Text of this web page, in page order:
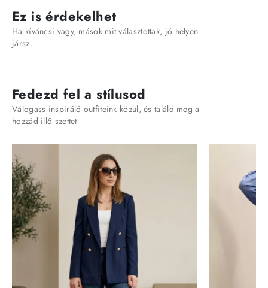
Ez is érdekelhet
Ha kíváncsi vagy, mások mit választottak, jó helyen
jársz.
Fedezd fel a stílusod
Válogass inspiráló outfiteink közül, és találd meg a
hozzád illő szettet